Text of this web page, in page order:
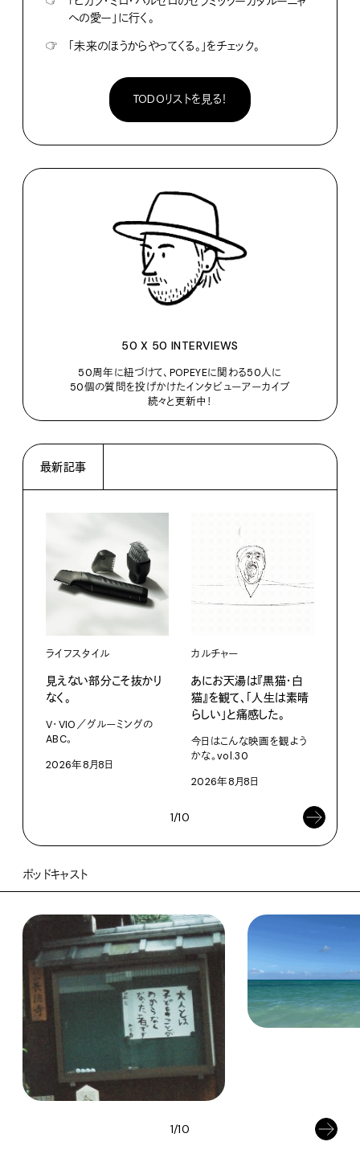
への愛ー」に行く。
☞
「未来のほうからやってくる。」をチェック。
TODOリストを見る！
50 X 50 INTERVIEWS
50周年に紐づけて、POPEYEに関わる50人に
50個の質問を投げかけたインタビューアーカイブ
続々と更新中！
最新記事
ライフスタイル
見えない部分こそ抜かり
なく。
V・VIO／グルーミングの
ABC。
2026年8月8日
カルチャー
あにお天湯は『黒猫・白
猫』を観て、「人生は素晴
らしい」と痛感した。
今日はこんな映画を観よう
かな。vol.30
2026年8月8日
1/10
ポッドキャスト
1/10